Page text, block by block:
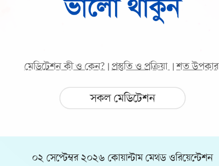
মেডিটেশন কী ও কেন? প্রস্তুতি ও প্রক্রিয়া শত উপকার
সকল মেডিটেশন
০২ সেপ্টেম্বর ২০২৬ কোয়ান্টাম মেথড ওরিয়েন্টেশন